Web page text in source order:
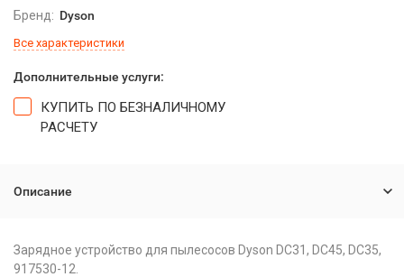
Бренд: Dyson
Все характеристики
Дополнительные услуги:
КУПИТЬ ПО БЕЗНАЛИЧНОМУ
РАСЧЕТУ
Описание
Зарядное устройство для пылесосов Dyson DC31, DC45, DC35,
917530-12.